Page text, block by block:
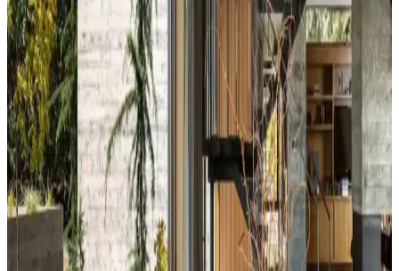
yerleşimi gibi faktörlerle uyumlu olmalıdır. Sıcak-soğuk kahverengi
ve yeşil tonları farklı atmosferler yaratır. Renk örnekleri farklı ışık
koşullarında test edilmelidir.
Kahvaltı Köşeleri İçin Sandalye Seçenekleri ve
Dekorasyon İpuçları
Kahvaltı köşelerinde ahşap ve sentetik deri sandalyeler, dayanıklılık
ve temizlik kolaylığı sunar. Minder ve özel tasarım halılarla konfor
ve estetik dengelenir, mekanın atmosferi güçlenir.
Perde Rengine Uyumlu Nevresim Seçimi: Renk ve
Desenlerle Dekorasyonda Denge Sağlama
Perde ve nevresim uyumu, krem ve magnolia tonlarındaki odalarda